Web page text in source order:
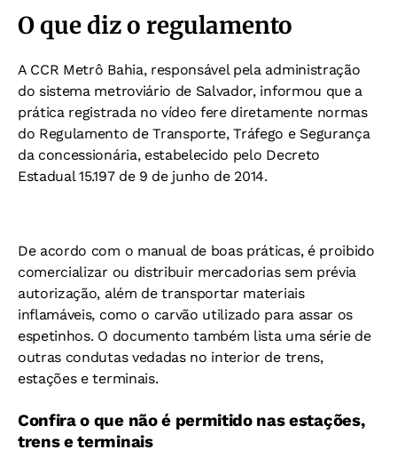
O que diz o regulamento
A CCR Metrô Bahia, responsável pela administração
do sistema metroviário de Salvador, informou que a
prática registrada no vídeo fere diretamente normas
do Regulamento de Transporte, Tráfego e Segurança
da concessionária, estabelecido pelo Decreto
Estadual 15.197 de 9 de junho de 2014.
De acordo com o manual de boas práticas, é proibido
comercializar ou distribuir mercadorias sem prévia
autorização, além de transportar materiais
inflamáveis, como o carvão utilizado para assar os
espetinhos. O documento também lista uma série de
outras condutas vedadas no interior de trens,
estações e terminais.
Confira o que não é permitido nas estações,
trens e terminais